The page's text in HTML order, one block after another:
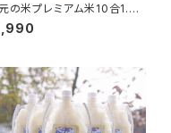
の米プレミアム米10合1.5k